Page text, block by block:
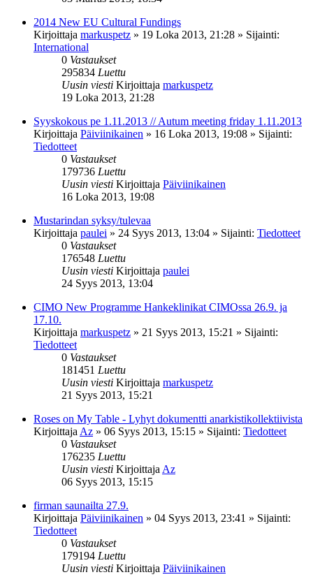
2014 New EU Cultural Fundings
Kirjoittaja markuspetz » 19 Loka 2013, 21:28 » Sijainti:
International
0 Vastaukset
295834 Luettu
Uusin viesti Kirjoittaja markuspetz
19 Loka 2013, 21:28
Syyskokous pe 1.11.2013 // Autum meeting friday 1.11.2013
Kirjoittaja Päiviinikainen » 16 Loka 2013, 19:08 » Sijainti:
Tiedotteet
0 Vastaukset
179736 Luettu
Uusin viesti Kirjoittaja Päiviinikainen
16 Loka 2013, 19:08
Mustarindan syksy/tulevaa
Kirjoittaja paulei » 24 Syys 2013, 13:04 » Sijainti: Tiedotteet
0 Vastaukset
176548 Luettu
Uusin viesti Kirjoittaja paulei
24 Syys 2013, 13:04
CIMO New Programme Hankeklinikat CIMOssa 26.9. ja
17.10.
Kirjoittaja markuspetz » 21 Syys 2013, 15:21 » Sijainti:
Tiedotteet
0 Vastaukset
181451 Luettu
Uusin viesti Kirjoittaja markuspetz
21 Syys 2013, 15:21
Roses on My Table - Lyhyt dokumentti anarkistikollektiivista
Kirjoittaja Az » 06 Syys 2013, 15:15 » Sijainti: Tiedotteet
0 Vastaukset
176235 Luettu
Uusin viesti Kirjoittaja Az
06 Syys 2013, 15:15
firman saunailta 27.9.
Kirjoittaja Päiviinikainen » 04 Syys 2013, 23:41 » Sijainti:
Tiedotteet
0 Vastaukset
179194 Luettu
Uusin viesti Kirjoittaja Päiviinikainen